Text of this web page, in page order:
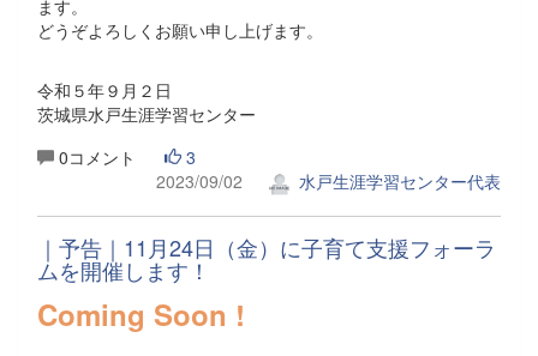
ます。
どうぞよろしくお願い申し上げます。
令和５年９月２日
茨城県水戸生涯学習センター
0コメント
3
2023/09/02
水戸生涯学習センター代表
｜予告｜11月24日（金）に子育て支援フォーラ
ムを開催します！
Coming Soon !